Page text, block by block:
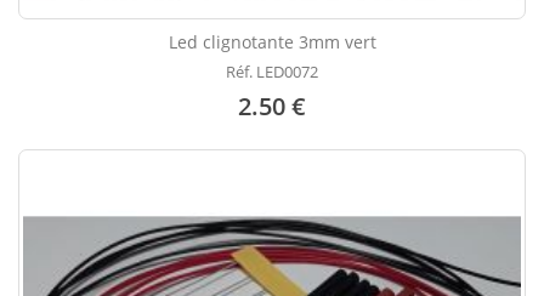
Led clignotante 3mm vert
Réf. LED0072
2.50 €